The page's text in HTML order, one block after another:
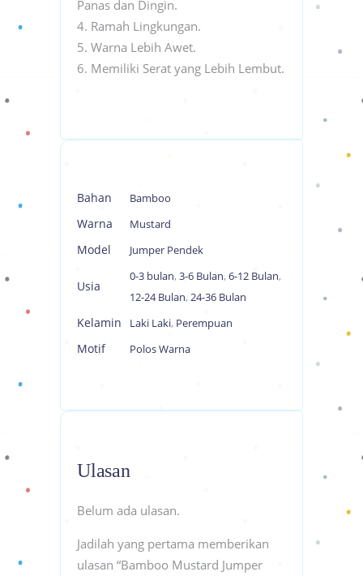
Panas dan Dingin.
Ramah Lingkungan.
Warna Lebih Awet.
Memiliki Serat yang Lebih Lembut.
Bahan Bamboo
Warna Mustard
Model Jumper Pendek
Usia
0-3 bulan, 3-6 Bulan, 6-12 Bulan,
12-24 Bulan, 24-36 Bulan
Kelamin Laki Laki, Perempuan
Motif Polos Warna
Ulasan
Belum ada ulasan.
Jadilah yang pertama memberikan
ulasan “Bamboo Mustard Jumper